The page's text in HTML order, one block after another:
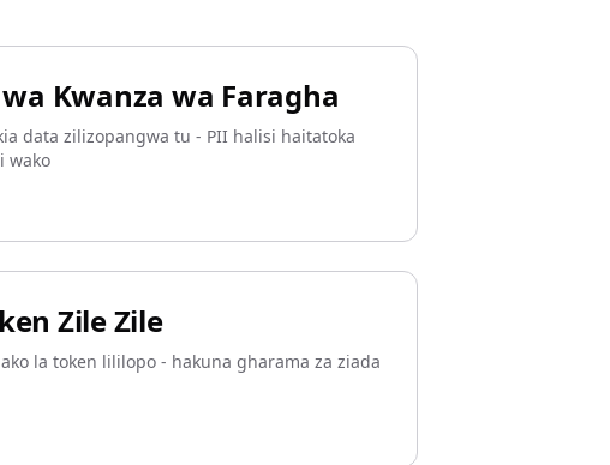
Kwanza wa Faragha
data zilizopangwa tu - PII halisi haitatoka
wako
Zile Zile
la token lililopo - hakuna gharama za ziada